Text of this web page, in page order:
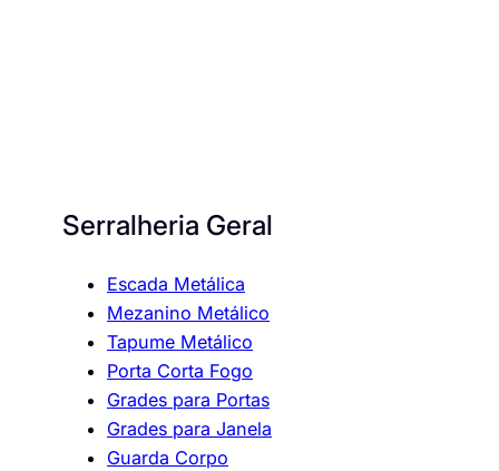
Serralheria Geral
Escada Metálica
Mezanino Metálico
Tapume Metálico
Porta Corta Fogo
Grades para Portas
Grades para Janela
Guarda Corpo